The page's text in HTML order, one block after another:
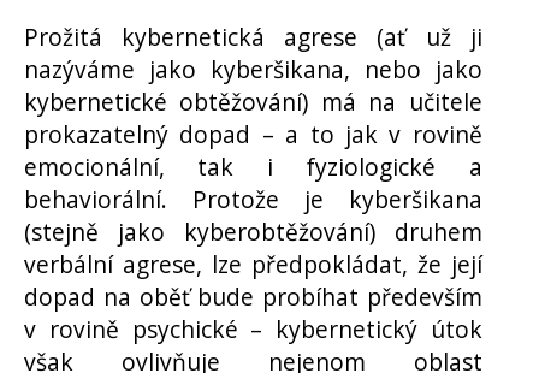
Prožitá kybernetická agrese (ať už ji
nazýváme jako kyberšikana, nebo jako
kybernetické obtěžování) má na učitele
prokazatelný dopad – a to jak v rovině
emocionální, tak i fyziologické a
behaviorální. Protože je kyberšikana
(stejně jako kyberobtěžování) druhem
verbální agrese, lze předpokládat, že její
dopad na oběť bude probíhat především
v rovině psychické – kybernetický útok
však ovlivňuje nejenom oblast